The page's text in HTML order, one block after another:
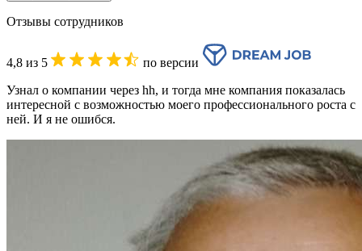
Отзывы сотрудников
4,8 из 5
по версии
Узнал о компании через hh, и тогда мне компания показалась
интересной с возможностью моего профессионального роста с
ней. И я не ошибся.